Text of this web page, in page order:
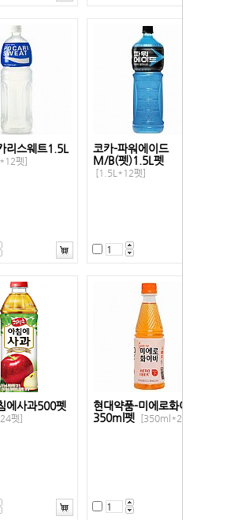
리스웨트1.5L
펫]
코카-파워에이드
M/B(펫)1.5L펫
[1.5L*12펫]
에사과500펫
펫]
현대약품-미에로화이바
350ml펫
[350ml*24펫]